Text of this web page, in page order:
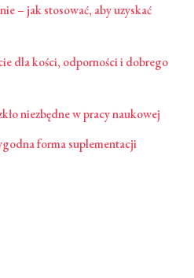
– jak stosować, aby uzyskać
dla kości, odporności i dobrego
niezbędne w pracy naukowej
forma suplementacji